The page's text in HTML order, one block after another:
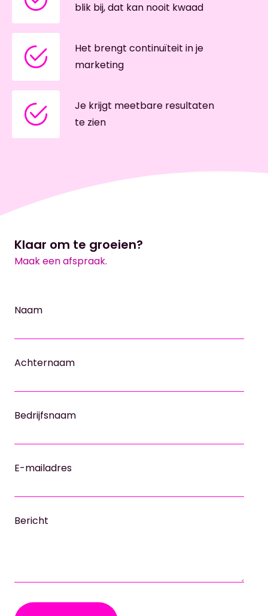
blik bij, dat kan nooit kwaad
Het brengt continuïteit in je
marketing
Je krijgt meetbare resultaten
te zien
Klaar om te groeien?
Maak een afspraak.
Naam
Achternaam
Bedrijfsnaam
E-mailadres
Bericht